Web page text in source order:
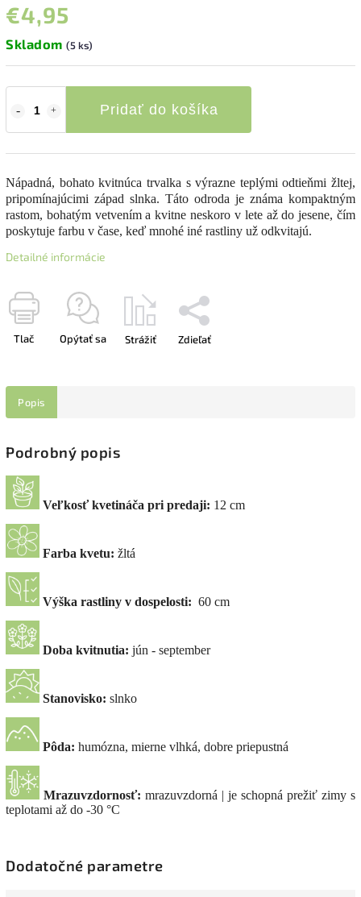
€4,95
Skladom (5 ks)
Pridať do košíka
Nápadná, bohato kvitnúca trvalka s výrazne teplými odtieňmi žltej,
pripomínajúcimi západ slnka. Táto odroda je známa kompaktným
rastom, bohatým vetvením a kvitne neskoro v lete až do jesene, čím
poskytuje farbu v čase, keď mnohé iné rastliny už odkvitajú.
Detailné informácie
Tlač Opýtať sa Strážiť Zdieľať
Popis
Podrobný popis
Veľkosť kvetináča pri predaji: 12 cm
Farba kvetu: žltá
Výška rastliny v dospelosti: 60 cm
Doba kvitnutia: jún - september
Stanovisko: slnko
Pôda: humózna, mierne vlhká, dobre priepustná
Mrazuvzdornosť: mrazuvzdorná | je schopná prežiť zimy s
teplotami až do -30 °C
Dodatočné parametre